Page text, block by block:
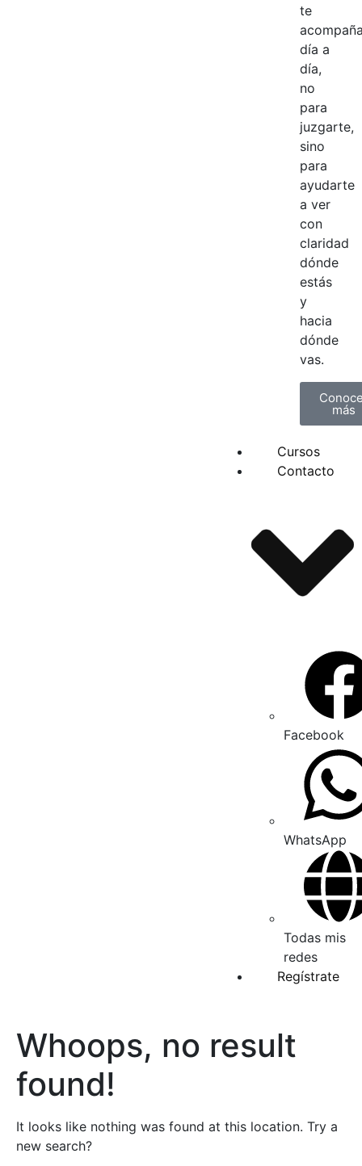
te
día a
día,
no
para
juzgarte,
sino
para
ayudarte
a ver
con
claridad
dónde
estás
y
hacia
dónde
vas.
más
Cursos
Contacto
Facebook
WhatsApp
Todas mis
redes
Regístrate
Whoops, no result
found!
It looks like nothing was found at this location. Try a
new search?